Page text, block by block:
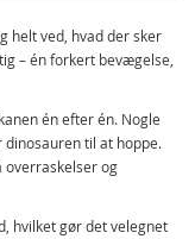
helt ved, hvad der sker
– én forkert bevægelse,
én efter én. Nogle
til at hoppe.
overraskelser og
hvilket gør det velegnet